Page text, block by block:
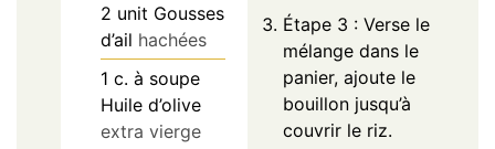
2 unit Gousses
d’ail hachées
1 c. à soupe
Huile d’olive
extra vierge
Étape 3 : Verse le
mélange dans le
panier, ajoute le
bouillon jusqu’à
couvrir le riz.